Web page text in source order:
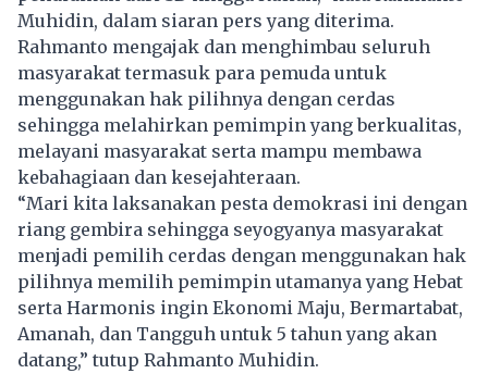
Muhidin, dalam siaran pers yang diterima.
Rahmanto mengajak dan menghimbau seluruh
masyarakat termasuk para pemuda untuk
menggunakan hak pilihnya dengan cerdas
sehingga melahirkan pemimpin yang berkualitas,
melayani masyarakat serta mampu membawa
kebahagiaan dan kesejahteraan.
“Mari kita laksanakan pesta demokrasi ini dengan
riang gembira sehingga seyogyanya masyarakat
menjadi pemilih cerdas dengan menggunakan hak
pilihnya memilih pemimpin utamanya yang Hebat
serta Harmonis ingin Ekonomi Maju, Bermartabat,
Amanah, dan Tangguh untuk 5 tahun yang akan
datang,” tutup Rahmanto Muhidin.